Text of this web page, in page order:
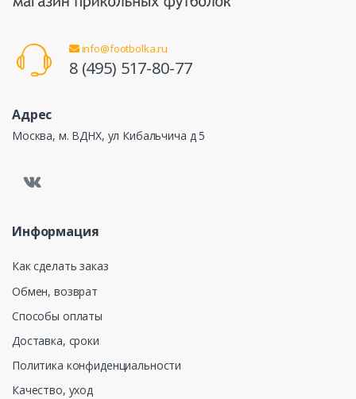
info@footbolka.ru
8 (495) 517-80-77
Адрес
Москва, м. ВДНХ, ул Кибальчича д 5
Информация
Как сделать заказ
Обмен, возврат
Способы оплаты
Доставка, сроки
Политика конфиденциальности
Качество, уход